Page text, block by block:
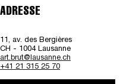
ADRESSE
11, av. des Bergières
CH - 1004 Lausanne
art.brut@lausanne.ch
+41 21 315 25 70